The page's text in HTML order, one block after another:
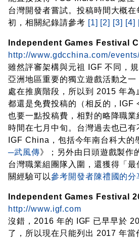
台灣開發者嘗試。投稿時間大概在
初，相關紀錄請參考 [1] [2] [3] [4]
Independent Games Festival
http://www.gdcchina.com/
雖然評審架構與元祖 IGF 不同，
亞洲地區重要的獨立遊戲活動之
處在推廣階段，所以到 2015 年為
都還是免費投稿的（相反的，IGF
也要一點投稿費，相對的略降職業
時間在七月中旬。台灣過去也已有
IGF China，包括今年南台科大的
─武風傳》；另外由日頭遊戲製作
台灣職業組團隊入圍，還獲得「
關經驗可以參考開發者陳禮國的分
Independent Games Festival
http://www.igf.com
沒錯，2016 年的 IGF 已早早於
了，所以現在只能列出 2017 年當